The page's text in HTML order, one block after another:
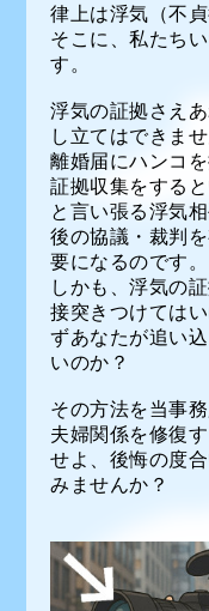
律上は浮気（不
そこに、私たち
す。
浮気の証拠さえ
し立てはできま
離婚届にハンコ
証拠収集をする
と言い張る浮気
後の協議・裁判
要になるのです。
しかも、浮気の
接突きつけては
ずあなたが追い
いのか？
その方法を当事
夫婦関係を修復
せよ、後悔の度
みませんか？